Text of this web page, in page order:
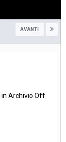
AVANTI
in Archivio Off